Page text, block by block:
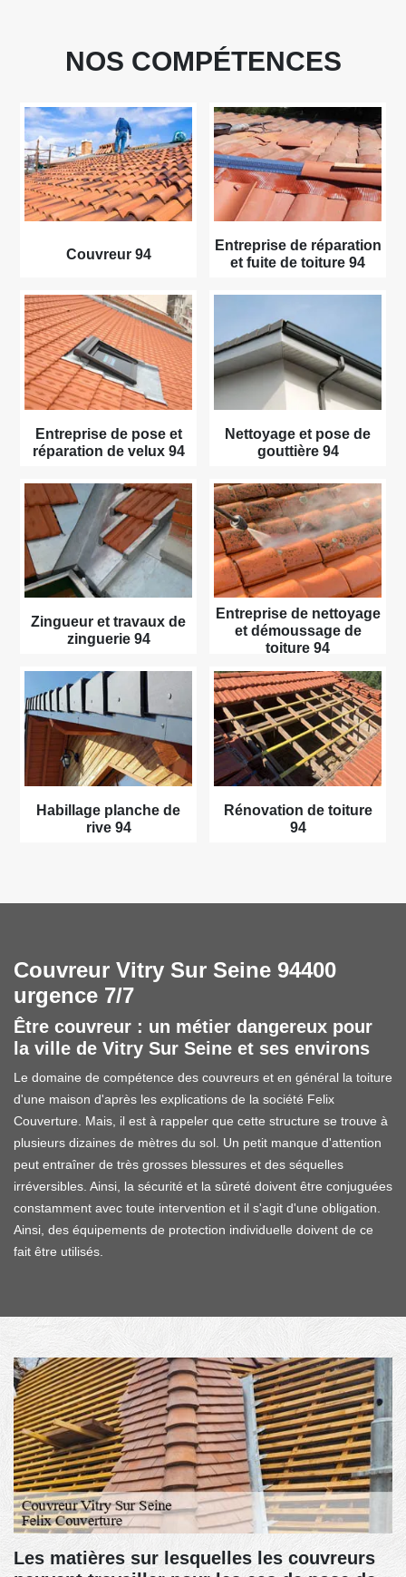
NOS COMPÉTENCES
Couvreur 94
Entreprise de réparation
et fuite de toiture 94
Entreprise de pose et
réparation de velux 94
Nettoyage et pose de
gouttière 94
Zingueur et travaux de
zinguerie 94
Entreprise de nettoyage
et démoussage de
toiture 94
Habillage planche de
rive 94
Rénovation de toiture
94
Couvreur Vitry Sur Seine 94400
urgence 7/7
Être couvreur : un métier dangereux pour
la ville de Vitry Sur Seine et ses environs
Le domaine de compétence des couvreurs et en général la toiture
d'une maison d'après les explications de la société Felix
Couverture. Mais, il est à rappeler que cette structure se trouve à
plusieurs dizaines de mètres du sol. Un petit manque d'attention
peut entraîner de très grosses blessures et des séquelles
irréversibles. Ainsi, la sécurité et la sûreté doivent être conjuguées
constamment avec toute intervention et il s'agit d'une obligation.
Ainsi, des équipements de protection individuelle doivent de ce
fait être utilisés.
Les matières sur lesquelles les couvreurs